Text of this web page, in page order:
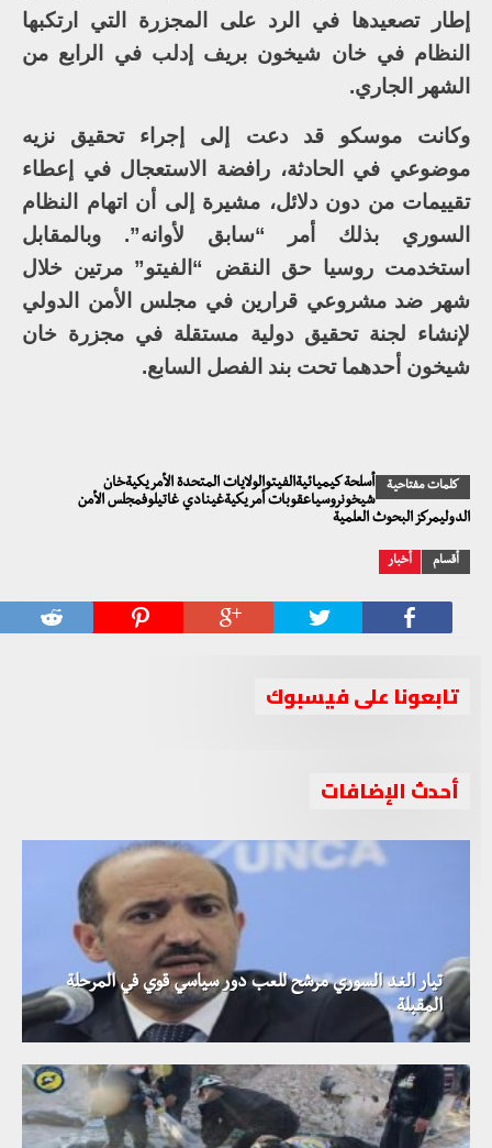
إطار تصعيدها في الرد على المجزرة التي ارتكبها
النظام في خان شيخون بريف إدلب في الرابع من
الشهر الجاري.
وكانت موسكو قد دعت إلى إجراء تحقيق نزيه
موضوعي في الحادثة، رافضة الاستعجال في إعطاء
تقييمات من دون دلائل، مشيرة إلى أن اتهام النظام
السوري بذلك أمر “سابق لأوانه”. وبالمقابل
استخدمت روسيا حق النقض “الفيتو” مرتين خلال
شهر ضد مشروعي قرارين في مجلس الأمن الدولي
لإنشاء لجنة تحقيق دولية مستقلة في مجزرة خان
شيخون أحدهما تحت بند الفصل السابع.
كلمات مفتاحية
أسلحة كيميائيةالفيتوالولايات المتحدة الأمريكيةخان
شيخونروسياعقوبات أمريكيةغينادي غاتيلوفمجلس الأمن
الدوليمركز البحوث العلمية
أقسام أخبار
تابعونا على فيسبوك
أحدث الإضافات
تيار الغد السوري مرشح للعب دور سياسي قوي في المرحلة
المقبلة